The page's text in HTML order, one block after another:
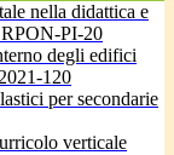
nella didattica e
PI-20
degli edifici
120
per secondarie
verticale